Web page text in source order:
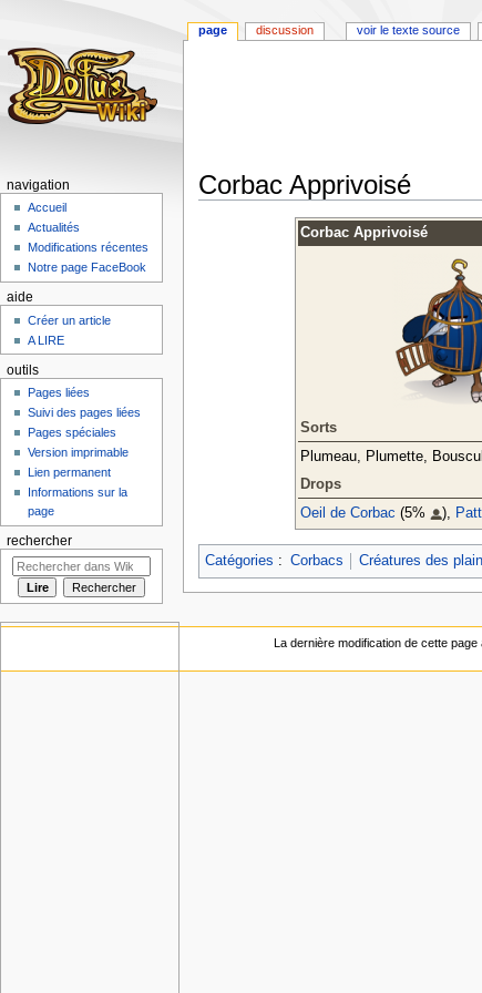
Corbac Apprivoisé
Corbac Apprivoisé
Sorts
Plumeau, Plumette,
Drops
Oeil de Corbac (5% ),
Catégories : Corbacs Créatures des
page discussion voir le texte source
navigation
Accueil
Actualités
Modifications récentes
Notre page FaceBook
aide
Créer un article
A LIRE
outils
Pages liées
Suivi des pages liées
Pages spéciales
Version imprimable
Lien permanent
Informations sur la
page
rechercher
La dernière modification de cette